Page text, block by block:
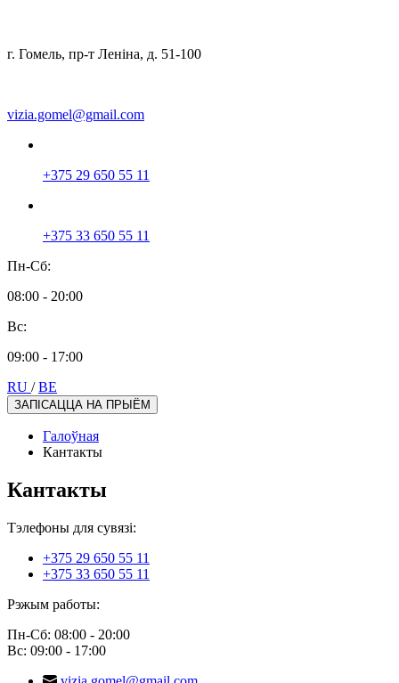
г. Гомель, пр-т Леніна, д. 51-100
vizia.gomel@gmail.com
+375 29 650 55 11
+375 33 650 55 11
Пн-Сб:
08:00 - 20:00
Вс:
09:00 - 17:00
RU / BE
ЗАПІСАЦЦА НА ПРЫЁМ
Галоўная
Кантакты
Кантакты
Тэлефоны для сувязі:
+375 29 650 55 11
+375 33 650 55 11
Рэжым работы:
Пн-Сб: 08:00 - 20:00
Вс: 09:00 - 17:00